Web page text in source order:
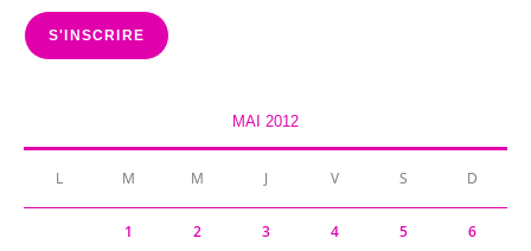
mail
S'INSCRIRE
MAI 2012
L M M J V S D
1 2 3 4 5 6